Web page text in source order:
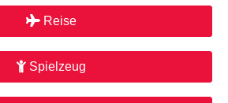
Reise
Spielzeug